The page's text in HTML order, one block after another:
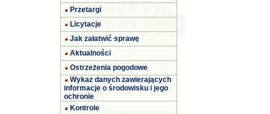
Przetargi
Licytacje
Jak załatwić sprawę
Aktualności
Ostrzeżenia pogodowe
Wykaz danych zawierających
informacje o środowisku i jego
ochronie
Kontrole